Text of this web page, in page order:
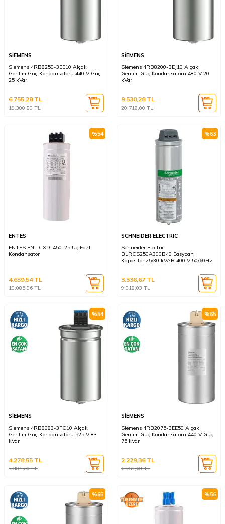
SİEMENS
Siemens 4RB8250-3EE10 Alçak
Gerilim Güç Kondansatörü 440 V Güç
25 kVar
19.300,80TL
6.755,28TL
SİEMENS
Siemens 4RB8200-3EJ10 Alçak
Gerilim Güç Kondansatörü 480 V 20
kVar
20.718,00TL
9.530,28TL
%54
ENTES
ENTES ENT.CXD-450-25 Üç Fazlı
Kondansatör
10.085,96TL
4.639,54TL
%63
SCHNEIDER ELECTRIC
Schneider Electric
BLRCS250A300B40 Easycan
Kapasitör 25/30 kVAR 400 V 50/60Hz
9.018,03TL
3.336,67 TL
%54
SİEMENS
Siemens 4RB8083-3FC10 Alçak
Gerilim Güç Kondansatörü 525 V 83
kVar
9.301,20TL
4.278,55 TL
%65
SİEMENS
Siemens 4RB2075-3EE50 Alçak
Gerilim Güç Kondansatörü 440 V Güç
75 kVar
6.369,60TL
2.229,36TL
%65 %56